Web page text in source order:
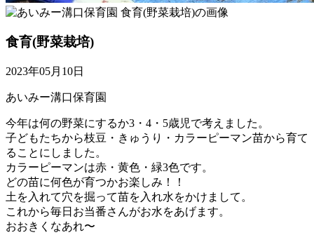
食育(野菜栽培)
2023年05月10日
あいみー溝口保育園
今年は何の野菜にするか3・4・5歳児で考えました。
子どもたちから枝豆・きゅうり・カラーピーマン苗から育て
ることにしました。
カラーピーマンは赤・黄色・緑3色です。
どの苗に何色が育つかお楽しみ！！
土を入れて穴を掘って苗を入れ水をかけまして。
これから毎日お当番さんがお水をあげます。
おおきくなあれ〜